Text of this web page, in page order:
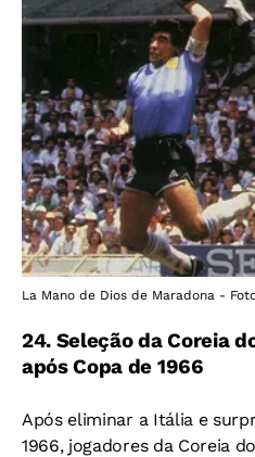
La Mano de Dios de Maradona -
24. Seleção da Coreia
após Copa de 1966
Após eliminar a Itália e
1966, jogadores da Coreia